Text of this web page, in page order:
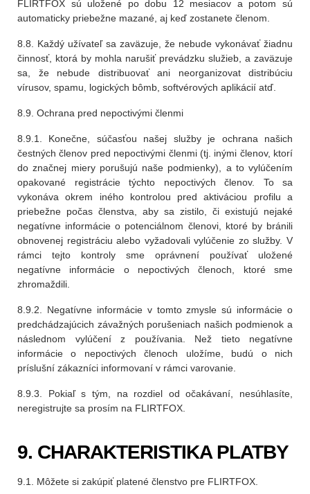
FLIRTFOX sú uložené po dobu 12 mesiacov a potom sú
automaticky priebežne mazané, aj keď zostanete členom.
8.8. Každý užívateľ sa zaväzuje, že nebude vykonávať žiadnu
činnosť, ktorá by mohla narušiť prevádzku služieb, a zaväzuje
sa, že nebude distribuovať ani neorganizovat distribúciu
vírusov, spamu, logických bômb, softvérových aplikácií atď.
8.9. Ochrana pred nepoctivými členmi
8.9.1. Konečne, súčasťou našej služby je ochrana našich
čestných členov pred nepoctivými členmi (tj. inými členov, ktorí
do značnej miery porušujú naše podmienky), a to vylúčením
opakované registrácie týchto nepoctivých členov. To sa
vykonáva okrem iného kontrolou pred aktiváciou profilu a
priebežne počas členstva, aby sa zistilo, či existujú nejaké
negatívne informácie o potenciálnom členovi, ktoré by bránili
obnovenej registráciu alebo vyžadovali vylúčenie zo služby. V
rámci tejto kontroly sme oprávnení používať uložené
negatívne informácie o nepoctivých členoch, ktoré sme
zhromaždili.
8.9.2. Negatívne informácie v tomto zmysle sú informácie o
predchádzajúcich závažných porušeniach našich podmienok a
následnom vylúčení z používania. Než tieto negatívne
informácie o nepoctivých členoch uložíme, budú o nich
príslušní zákazníci informovaní v rámci varovanie.
8.9.3. Pokiaľ s tým, na rozdiel od očakávaní, nesúhlasíte,
neregistrujte sa prosím na FLIRTFOX.
9. CHARAKTERISTIKA PLATBY
9.1. Môžete si zakúpiť platené členstvo pre FLIRTFOX.